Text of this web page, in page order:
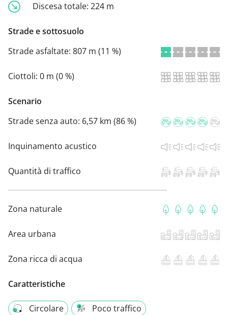
Discesa totale: 224 m
Strade e sottosuolo
Strade asfaltate: 807 m (11 %)
Ciottoli: 0 m (0 %)
Scenario
Strade senza auto: 6,57 km (86 %)
Inquinamento acustico
Quantità di traffico
Zona naturale
Area urbana
Zona ricca di acqua
Caratteristiche
Circolare
Poco traffico